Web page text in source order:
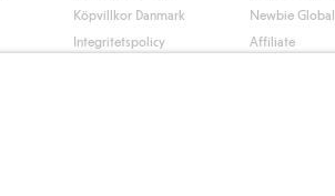
Köpvillkor Danmark
Integritetspolicy
Newbie Global
Affiliate